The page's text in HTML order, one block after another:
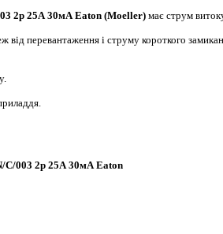
2р 25А 30мА Eaton (Moeller) має струм
від перевантаження і струму короткого
C/003 2р 25А 30мА Eaton